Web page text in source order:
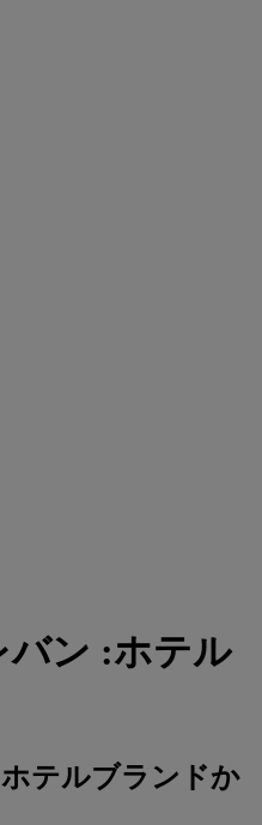
ン :ホテル
テルブランドか